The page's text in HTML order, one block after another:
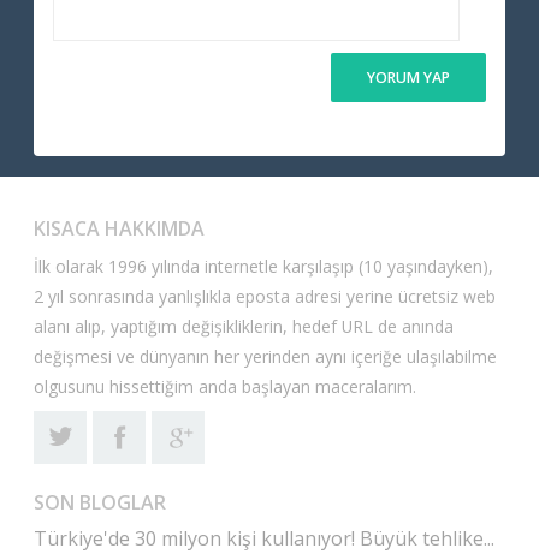
KISACA HAKKIMDA
İlk olarak 1996 yılında internetle karşılaşıp (10 yaşındayken),
2 yıl sonrasında yanlışlıkla eposta adresi yerine ücretsiz web
alanı alıp, yaptığım değişikliklerin, hedef URL de anında
değişmesi ve dünyanın her yerinden aynı içeriğe ulaşılabilme
olgusunu hissettiğim anda başlayan maceralarım.
SON BLOGLAR
Türkiye'de 30 milyon kişi kullanıyor! Büyük tehlike...